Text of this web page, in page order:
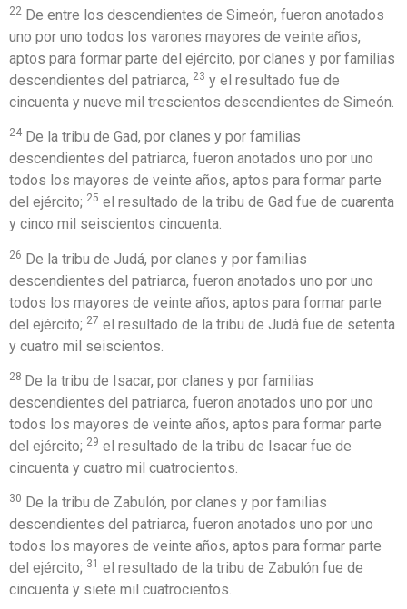
22 De entre los descendientes de Simeón, fueron anotados
uno por uno todos los varones mayores de veinte años,
aptos para formar parte del ejército, por clanes y por familias
descendientes del patriarca, 23 y el resultado fue de
cincuenta y nueve mil trescientos descendientes de Simeón.
24 De la tribu de Gad, por clanes y por familias
descendientes del patriarca, fueron anotados uno por uno
todos los mayores de veinte años, aptos para formar parte
del ejército; 25 el resultado de la tribu de Gad fue de cuarenta
y cinco mil seiscientos cincuenta.
26 De la tribu de Judá, por clanes y por familias
descendientes del patriarca, fueron anotados uno por uno
todos los mayores de veinte años, aptos para formar parte
del ejército; 27 el resultado de la tribu de Judá fue de setenta
y cuatro mil seiscientos.
28 De la tribu de Isacar, por clanes y por familias
descendientes del patriarca, fueron anotados uno por uno
todos los mayores de veinte años, aptos para formar parte
del ejército; 29 el resultado de la tribu de Isacar fue de
cincuenta y cuatro mil cuatrocientos.
30 De la tribu de Zabulón, por clanes y por familias
descendientes del patriarca, fueron anotados uno por uno
todos los mayores de veinte años, aptos para formar parte
del ejército; 31 el resultado de la tribu de Zabulón fue de
cincuenta y siete mil cuatrocientos.